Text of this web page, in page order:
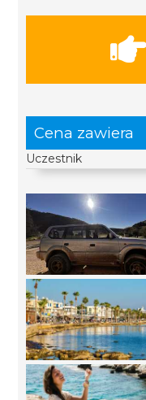
Cena zawiera
Uczestnik